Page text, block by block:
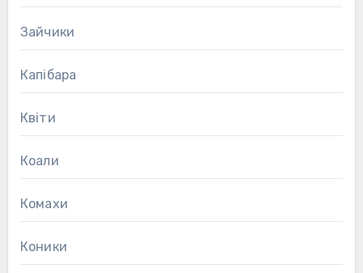
Зайчики
Капібара
Квіти
Коали
Комахи
Коники